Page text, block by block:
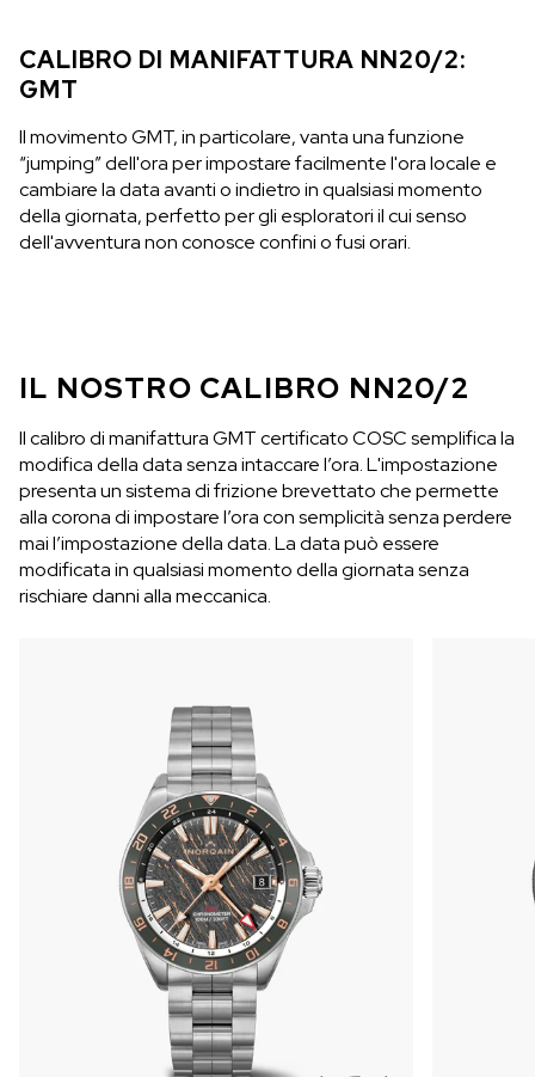
CALIBRO DI MANIFATTURA NN20/2:
GMT
Il movimento GMT, in particolare, vanta una funzione
“jumping” dell'ora per impostare facilmente l'ora locale e
cambiare la data avanti o indietro in qualsiasi momento
della giornata, perfetto per gli esploratori il cui senso
dell'avventura non conosce confini o fusi orari.
IL NOSTRO CALIBRO NN20/2
Il calibro di manifattura GMT certificato COSC semplifica la
modifica della data senza intaccare l’ora. L'impostazione
presenta un sistema di frizione brevettato che permette
alla corona di impostare l’ora con semplicità senza perdere
mai l’impostazione della data. La data può essere
modificata in qualsiasi momento della giornata senza
rischiare danni alla meccanica.